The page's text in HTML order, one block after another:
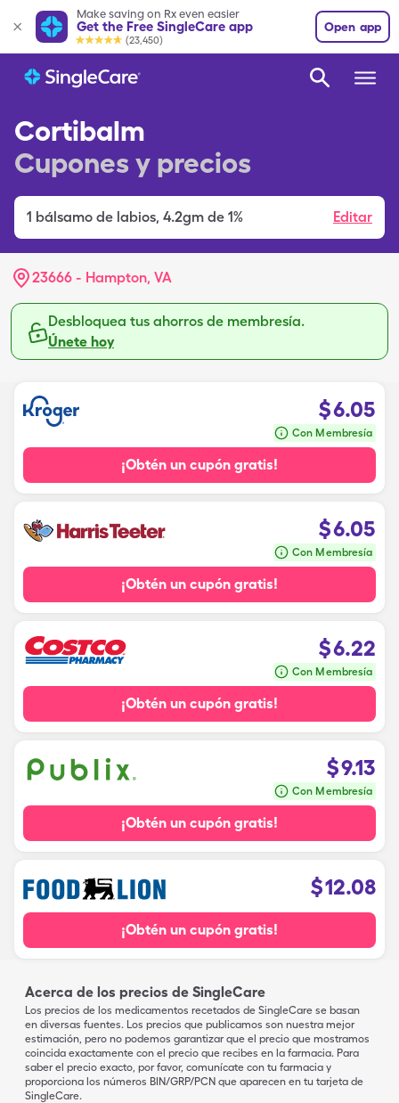
Make saving on Rx even easier
Get the Free SingleCare app
(23,450)
Open app
Cortibalm
Cupones y precios
1 bálsamo de labios, 4.2gm de 1% Editar
23666 - Hampton, VA
Desbloquea tus ahorros de membresía.
Únete hoy
$6.05
Con Membresía
¡Obtén un cupón gratis!
$6.05
Con Membresía
¡Obtén un cupón gratis!
$6.22
Con Membresía
¡Obtén un cupón gratis!
$9.13
Con Membresía
¡Obtén un cupón gratis!
$12.08
¡Obtén un cupón gratis!
Acerca de los precios de SingleCare
Los precios de los medicamentos recetados de SingleCare se basan
en diversas fuentes. Los precios que publicamos son nuestra mejor
estimación, pero no podemos garantizar que el precio que mostramos
coincida exactamente con el precio que recibes en la farmacia. Para
saber el precio exacto, por favor, comunícate con tu farmacia y
proporciona los números BIN/GRP/PCN que aparecen en tu tarjeta de
SingleCare.